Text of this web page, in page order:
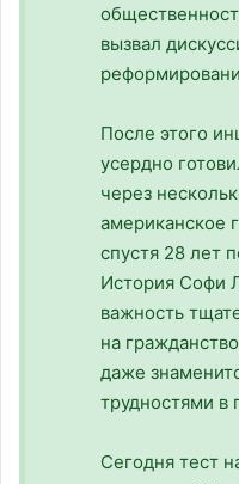
вызвал
После этого
усердно
через
американское
спустя 28 лет
История Софи
важность
на
даже
трудностями в
Сегодня тест